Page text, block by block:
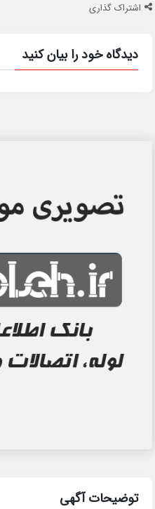
اشتراک گذاری
دیدگاه خود را بیان کنید
توضیحات آگهی